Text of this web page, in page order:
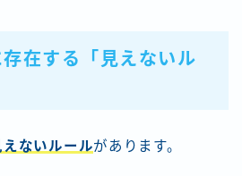
在する「見えないル
えないルールがあります。